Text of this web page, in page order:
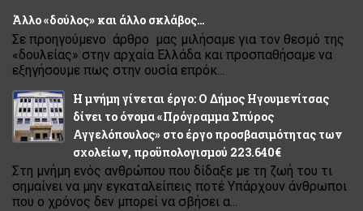
Άλλο «δούλος» και άλλο σκλάβος…
Σε προηγούμενο άρθρο μας μιλήσαμε για τον θεσμό της
«δουλείας» στην αρχαία Ελλάδα και προσπαθήσαμε να
εξηγήσουμε πως στην ουσία επρόκ...
Η μνήμη γίνεται έργο: Ο Δήμος Ηγουμενίτσας
δίνει το όνομα «Πρόγραμμα Σπύρος
Αγγελόπουλος» στο έργο προσβασιμότητας των
σχολείων, προϋπολογισμού 223.640€
Στη μνήμη ενός ανθρώπου που δίδαξε με τη ζωή του τι
σημαίνει να μην εγκαταλείπεις ποτέ Υπάρχουν άνθρωποι
που ο χρόνος δεν μπορεί να σβήσει α...